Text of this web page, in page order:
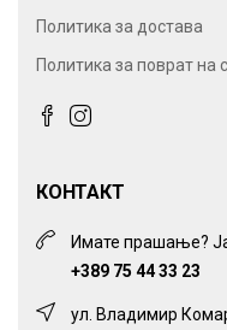
Политика за достава
Политика за поврат на
КОНТАКТ
Имате прашање?
+389 75 44 33 23
ул. Владимир